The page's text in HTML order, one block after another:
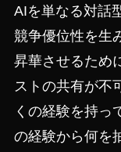
AIを単なる対話
競争優位性を生
昇華させるため
ストの共有が不
くの経験を持っ
の経験から何を